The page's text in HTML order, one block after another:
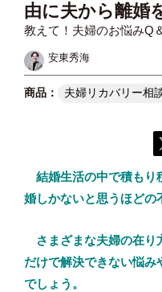
由に夫から離婚
教えて！夫婦のお悩み
安東秀海
夫婦リカバリー相
結婚生活の中で積もり
婚しかないと思うほどの
さまざまな夫婦の在り
だけで解決できない悩
でしょう。